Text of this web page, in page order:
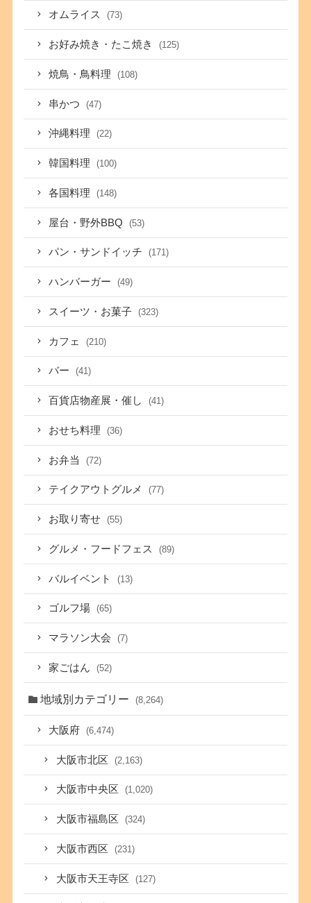
オムライス (73)
お好み焼き・たこ焼き (125)
焼鳥・鳥料理 (108)
串かつ (47)
沖縄料理 (22)
韓国料理 (100)
各国料理 (148)
屋台・野外BBQ (53)
パン・サンドイッチ (171)
ハンバーガー (49)
スイーツ・お菓子 (323)
カフェ (210)
バー (41)
百貨店物産展・催し (41)
おせち料理 (36)
お弁当 (72)
テイクアウトグルメ (77)
お取り寄せ (55)
グルメ・フードフェス (89)
バルイベント (13)
ゴルフ場 (65)
マラソン大会 (7)
家ごはん (52)
地域別カテゴリー (8,264)
大阪府 (6,474)
大阪市北区 (2,163)
大阪市中央区 (1,020)
大阪市福島区 (324)
大阪市西区 (231)
大阪市天王寺区 (127)